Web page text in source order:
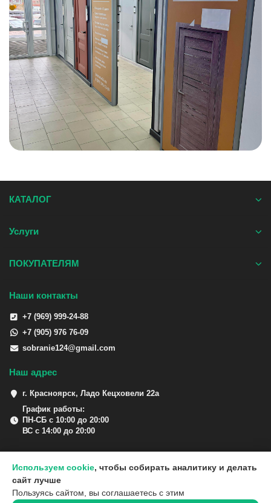
КАТАЛОГ
Услуги
ПОКУПАТЕЛЯМ
Наши контакты
+7 (969) 999-24-88
+7 (905) 976 76-09
sobranie124@gmail.com
Наш адрес
г. Красноярск, Ладо Кецховели 22а
График работы:
ПН-СБ с 10:00 до 20:00
ВС с 14:00 до 20:00
Используем cookie, чтобы собирать аналитику и делать
сайт лучше
Пользуясь сайтом, вы соглашаетесь с этим